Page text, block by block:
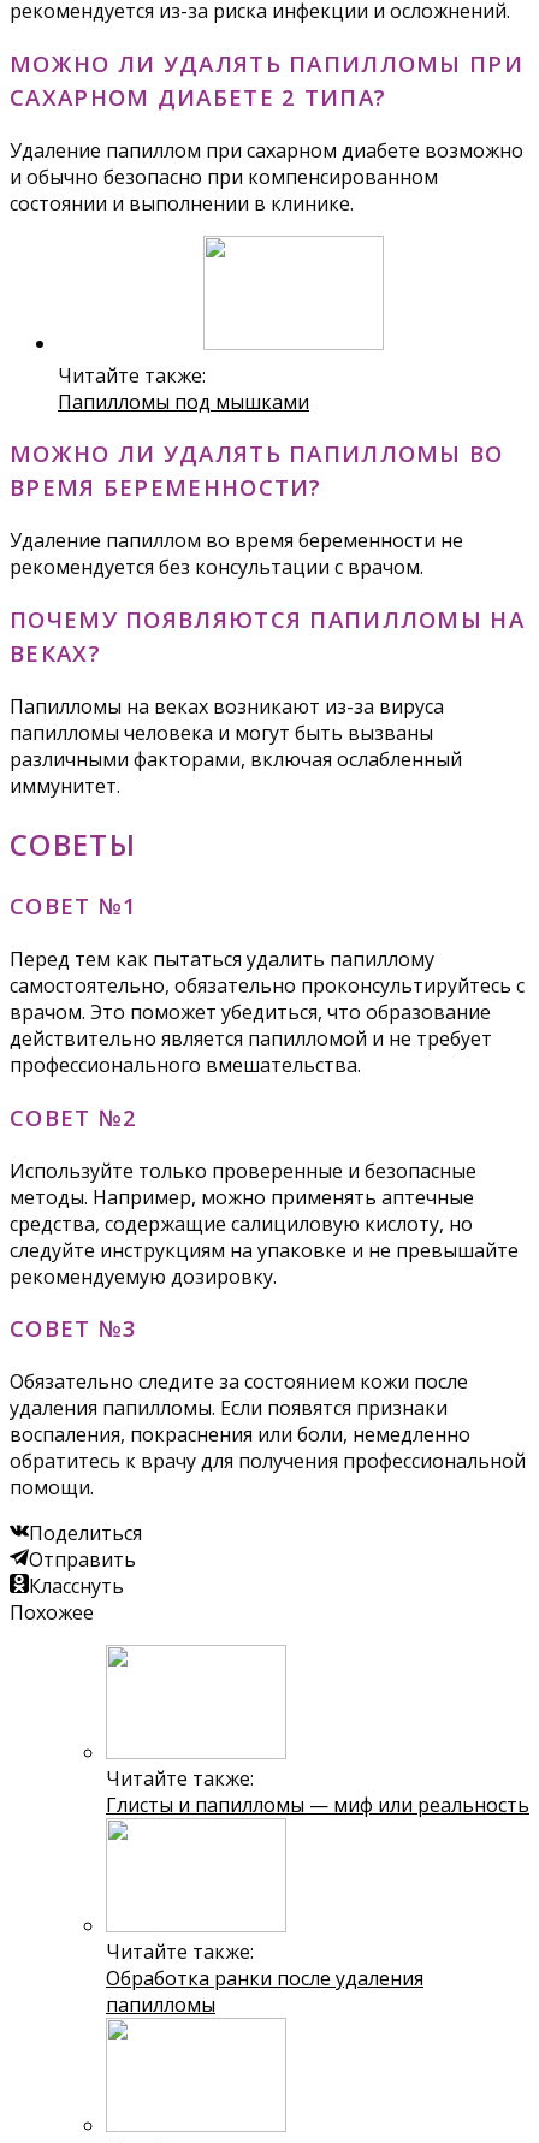
рекомендуется из-за риска инфекции и осложнений.
МОЖНО ЛИ УДАЛЯТЬ ПАПИЛЛОМЫ ПРИ
САХАРНОМ ДИАБЕТЕ 2 ТИПА?
Удаление папиллом при сахарном диабете возможно
и обычно безопасно при компенсированном
состоянии и выполнении в клинике.
Читайте также:
Папилломы под мышками
МОЖНО ЛИ УДАЛЯТЬ ПАПИЛЛОМЫ ВО
ВРЕМЯ БЕРЕМЕННОСТИ?
Удаление папиллом во время беременности не
рекомендуется без консультации с врачом.
ПОЧЕМУ ПОЯВЛЯЮТСЯ ПАПИЛЛОМЫ НА
ВЕКАХ?
Папилломы на веках возникают из-за вируса
папилломы человека и могут быть вызваны
различными факторами, включая ослабленный
иммунитет.
СОВЕТЫ
СОВЕТ №1
Перед тем как пытаться удалить папиллому
самостоятельно, обязательно проконсультируйтесь с
врачом. Это поможет убедиться, что образование
действительно является папилломой и не требует
профессионального вмешательства.
СОВЕТ №2
Используйте только проверенные и безопасные
методы. Например, можно применять аптечные
средства, содержащие салициловую кислоту, но
следуйте инструкциям на упаковке и не превышайте
рекомендуемую дозировку.
СОВЕТ №3
Обязательно следите за состоянием кожи после
удаления папилломы. Если появятся признаки
воспаления, покраснения или боли, немедленно
обратитесь к врачу для получения профессиональной
помощи.
Поделиться
Отправить
Класснуть
Похожее
Читайте также:
Глисты и папилломы — миф или реальность
Читайте также:
Обработка ранки после удаления
папилломы